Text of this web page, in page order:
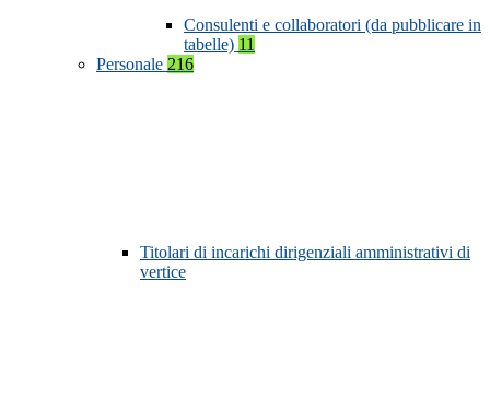
Consulenti e collaboratori (da pubblicare in
tabelle) 11
Personale 216
Titolari di incarichi dirigenziali amministrativi di
vertice